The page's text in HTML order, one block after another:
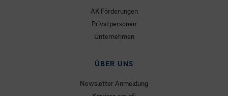
AK Förderungen
Privatpersonen
Unternehmen
ÜBER UNS
Newsletter Anmeldung